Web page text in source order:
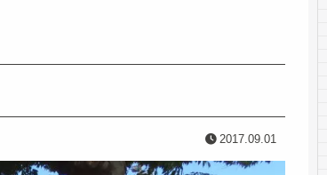
2017.09.01